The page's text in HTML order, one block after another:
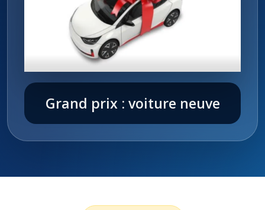
Grand prix : voiture neuve